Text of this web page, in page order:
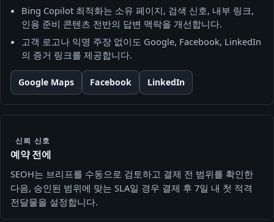
Bing Copilot 최적화는 소유 페이지, 검색 신호, 내부 링크,
인용 준비 콘텐츠 전반의 답변 맥락을 개선합니다.
고객 로고나 익명 주장 없이도 Google, Facebook, LinkedIn
의 증거 링크를 제공합니다.
Google Maps Facebook LinkedIn
신뢰 신호
예약 전에
SEOH는 브리프를 수동으로 검토하고 결제 전 범위를 확인한
다음, 승인된 범위에 맞는 SLA일 경우 결제 후 7일 내 첫 적격
전달물을 설정합니다.